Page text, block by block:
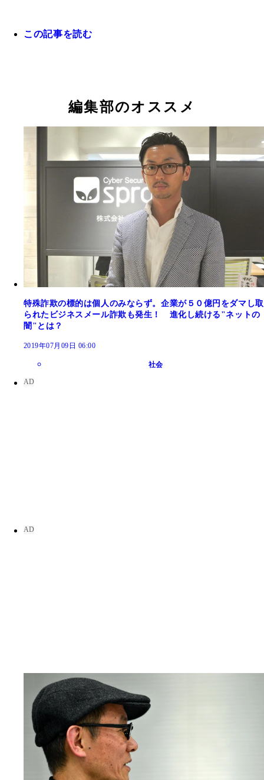
拡散した
この記事を読む
編集部のオススメ
特殊詐欺の標的は個人のみならず。企業が５０億円をダマし取
られたビジネスメール詐欺も発生！ 進化し続ける"ネットの
闇"とは？
2019年07月09日 06:00
社会